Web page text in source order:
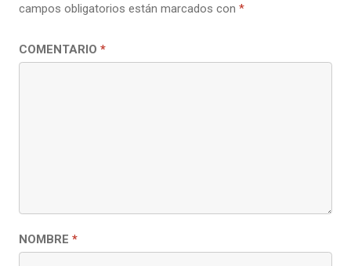
campos obligatorios están marcados con *
COMENTARIO *
NOMBRE *